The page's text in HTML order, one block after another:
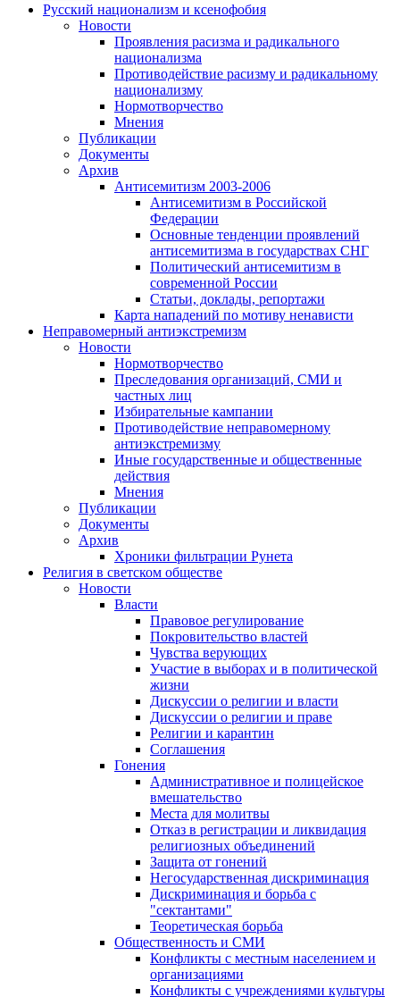
Русский национализм и ксенофобия
Новости
Проявления расизма и радикального
национализма
Противодействие расизму и радикальному
национализму
Нормотворчество
Мнения
Публикации
Документы
Архив
Антисемитизм 2003-2006
Антисемитизм в Российской
Федерации
Основные тенденции проявлений
антисемитизма в государствах СНГ
Политический антисемитизм в
современной России
Статьи, доклады, репортажи
Карта нападений по мотиву ненависти
Неправомерный антиэкстремизм
Новости
Нормотворчество
Преследования организаций, СМИ и
частных лиц
Избирательные кампании
Противодействие неправомерному
антиэкстремизму
Иные государственные и общественные
действия
Мнения
Публикации
Документы
Архив
Хроники фильтрации Рунета
Религия в светском обществе
Новости
Власти
Правовое регулирование
Покровительство властей
Чувства верующих
Участие в выборах и в политической
жизни
Дискуссии о религии и власти
Дискуссии о религии и праве
Религии и карантин
Соглашения
Гонения
Административное и полицейское
вмешательство
Места для молитвы
Отказ в регистрации и ликвидация
религиозных объединений
Защита от гонений
Негосударственная дискриминация
Дискриминация и борьба с
"сектантами"
Теоретическая борьба
Общественность и СМИ
Конфликты с местным населением и
организациями
Конфликты с учреждениями культуры